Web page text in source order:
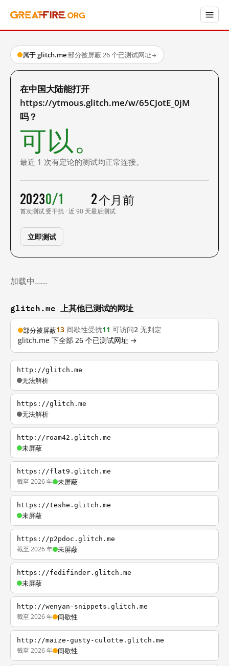
属于 glitch.me·部分被屏蔽·26 个已测试网址→
在中国大陆能打开
https://ytmous.glitch.me/w/65CJotE_0jM
吗？
可以。
最近 1 次有定论的测试均正常连接。
2023
首次测试
0/1
受干扰 · 近 90 天
2 个月前
最后测试
立即测试
加载中……
glitch.me 上其他已测试的网址
部分被屏蔽13 间歇性受扰11 可访问2 无判定
glitch.me 下全部 26 个已测试网址 →
http://glitch.me
无法解析
https://glitch.me
无法解析
http://roam42.glitch.me
未屏蔽
https://flat9.glitch.me
截至 2026 年 未屏蔽
https://teshe.glitch.me
未屏蔽
https://p2pdoc.glitch.me
截至 2026 年 未屏蔽
https://fedifinder.glitch.me
未屏蔽
http://wenyan-snippets.glitch.me
截至 2026 年 间歇性
http://maize-gusty-culotte.glitch.me
截至 2026 年 间歇性